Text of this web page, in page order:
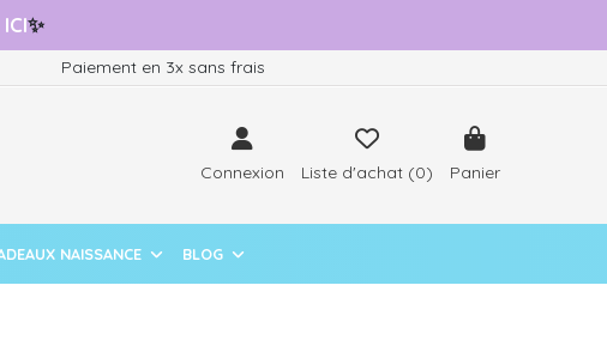
ICI✨
Paiement en 3x sans frais
Connexion Liste d'achat (0) Panier
NAISSANCE BLOG